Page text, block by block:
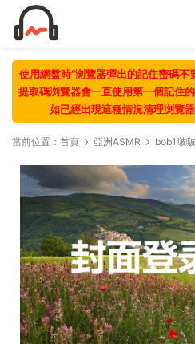
使用網盤時“浏覽器彈出的記住密碼不
提取碼浏覽器會一直使用第一個記住
如已經出現這種情況清理浏覽
當前位置： 首頁 亞洲ASMR bob1啵啵